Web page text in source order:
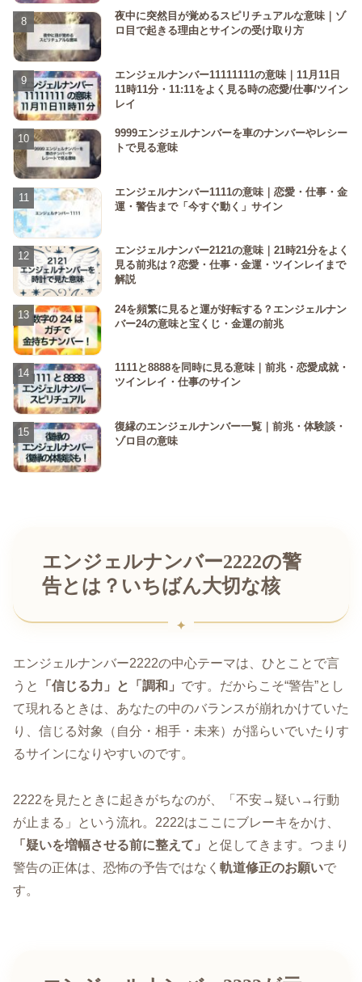
夜中に突然目が覚めるスピリチュアルな意味｜ゾ
ロ目で起きる理由とサインの受け取り方
エンジェルナンバー11111111の意味｜11月11日
11時11分・11:11をよく見る時の恋愛/仕事/ツイン
レイ
9999エンジェルナンバーを車のナンバーやレシー
トで見る意味
エンジェルナンバー1111の意味｜恋愛・仕事・金
運・警告まで「今すぐ動く」サイン
エンジェルナンバー2121の意味｜21時21分をよく
見る前兆は？恋愛・仕事・金運・ツインレイまで
解説
24を頻繁に見ると運が好転する？エンジェルナン
バー24の意味と宝くじ・金運の前兆
1111と8888を同時に見る意味｜前兆・恋愛成就・
ツインレイ・仕事のサイン
復縁のエンジェルナンバー一覧｜前兆・体験談・
ゾロ目の意味
エンジェルナンバー2222の警
告とは？いちばん大切な核
エンジェルナンバー2222の中心テーマは、ひとことで言
うと
「信じる力」と「調和」 です。だからこそ“警告”とし
て現れるときは、あなたの中のバランスが崩れかけていた
り、信じる対象（自分・相手・未来）が揺らいでいたりす
るサインになりやすいのです。
2222を見たときに起きがちなのが、「不安→疑い→行動
が止まる」という流れ。2222はここにブレーキをかけ、
「疑いを増幅させる前に整えて」
と促してきます。つまり
警告の正体は、恐怖の予告ではなく 軌道修正のお願いで
す。